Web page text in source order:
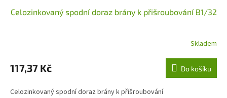
Celozinkovaný spodní doraz brány k přišroubování B1/32
Skladem
117,37 Kč Do košíku
Celozinkovaný spodní doraz brány k přišroubování